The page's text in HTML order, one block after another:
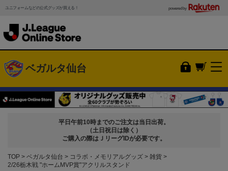
ユニフォームなどの公式グッズが買える！ powered by
ベガルタ仙台
平日午前10時までのご注文は当日出荷。
（土日祝日は除く）
ご購入の際はＪリーグIDが必要です。
TOP ベガルタ仙台 コラボ・メモリアルグッズ
雑貨
2/26栃木戦 "ホームMVP賞"アクリルスタンド